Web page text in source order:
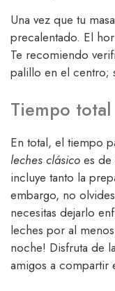
Una vez que tu
precalentado. El
Te recomiendo
palillo en el centro;
Tiempo total
En total, el tiempo
leches clásico es de
incluye tanto la
embargo, no
necesitas dejarlo
leches por al
noche! Disfruta de
amigos a compartir